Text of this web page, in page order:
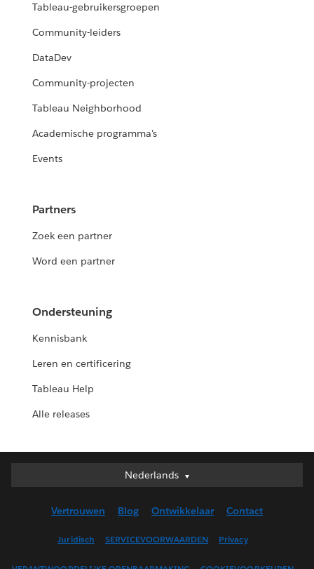
Tableau-gebruikersgroepen
Community-leiders
DataDev
Community-projecten
Tableau Neighborhood
Academische programma's
Events
Partners
Zoek een partner
Word een partner
Ondersteuning
Kennisbank
Leren en certificering
Tableau Help
Alle releases
Nederlands
Nederlands
English (UK)
Vertrouwen Blog Ontwikkelaar Contact
Juridisch SERVICEVOORWAARDEN Privacy